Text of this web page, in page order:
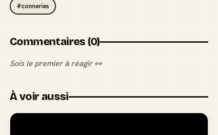
#conneries
Commentaires (0)
Sois le premier à réagir 👀
À voir aussi